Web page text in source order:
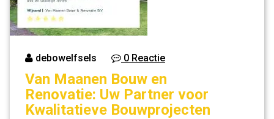
debowelfsels 0 Reactie
Van Maanen Bouw en
Renovatie: Uw Partner voor
Kwalitatieve Bouwprojecten